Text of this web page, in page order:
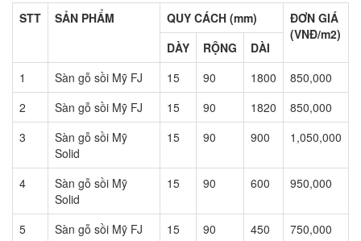
STT SẢN PHẨM QUY CÁCH (mm)
ĐƠN GIÁ
(VNĐ/m2)
DÀY
RỘNG
DÀI
1
Sàn gỗ sồi Mỹ FJ 15 90 1800
850,000
2
Sàn gỗ sồi Mỹ FJ 15 90 1820
850,000
3
Sàn gỗ sồi Mỹ
Solid
15 90 900 1,050,000
4
Sàn gỗ sồi Mỹ
Solid
15 90 600 950,000
5 Sàn gỗ sồi Mỹ FJ 15 90 450
750,000